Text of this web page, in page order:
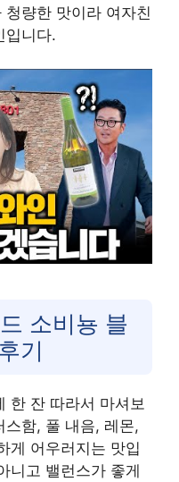
량한 맛이라 여자친
입니다.
소비뇽 블
기
한 잔 따라서 마셔보
스함, 풀 내음, 레몬,
게 어우러지는 맛입
니고 밸런스가 좋게